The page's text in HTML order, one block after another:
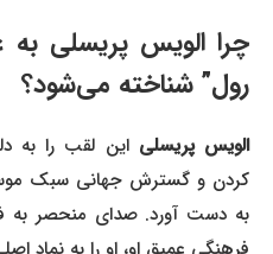
چرا الویس پریسلی به
رول” شناخته می‌شود؟
الویس پریسلی این لقب را به
به دست آورد. صدای منحصر به